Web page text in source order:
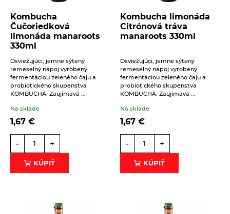
Octy, mäsové výrobky, oleje
Oleje
Mäsové výrobky
Octy
Prírodná kozmetika
Prírodné certifikované mydlá
Tuhé mydlá
Vlasová prírodná kozmetika
Dezerty
Pudingy
Pufované a extrudované výrobky
Sirupy
Sladidlá a včelie produkty
Sladidlá
Včelie produkty
Sterilizovaná zelenina
Sušené ovocie a orechy
Kombucha
Čučoriedková
limonáda manaroots
330ml
Osviežujúci, jemne sýtený
remeselný nápoj vyrobený
fermentáciou zeleného čaju a
probiotického skupenstva
KOMBUCHA. Zaujímavá ...
Na sklade
1,67 €
- +
KÚPIŤ
Kombucha limonáda
Citrónová tráva
manaroots 330ml
Osviežujúci, jemne sýtený
remeselný nápoj vyrobený
fermentáciou zeleného čaju a
probiotického skupenstva
KOMBUCHA. Zaujímavá ...
Na sklade
1,67 €
- +
KÚPIŤ